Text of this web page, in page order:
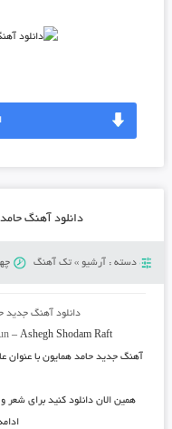
دانلود آهنگ
دسته : آرشیو » تک آهنگ
دانلود آهنگ جدید
–Ashegh Shodam Raft
آهنگ جدیدحامد همایون با عنوان
همین الان دانلود کنید برای